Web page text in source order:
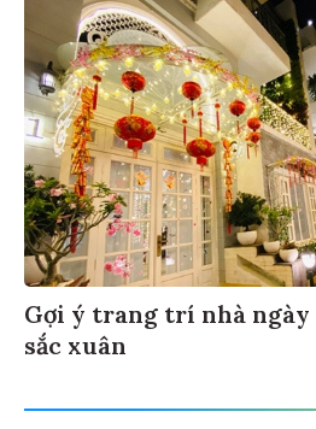
Gợi ý trang trí nhà
sắc xuân